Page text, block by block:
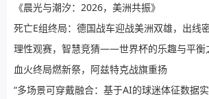
《晨光与潮汐：2026，美洲共振》
死亡E组终局：德国战车迎战美洲双雄，出线
理性观赛，智慧竞猜——世界杯的乐趣与平衡
血火终局燃新祭，阿兹特克战旗重扬
“多场景可穿戴融合：基于AI的球迷体征数据